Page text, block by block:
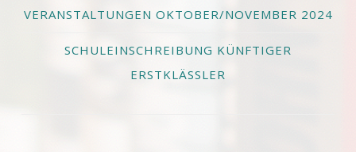
VERANSTALTUNGEN OKTOBER/NOVEMBER 2024
SCHULEINSCHREIBUNG KÜNFTIGER
ERSTKLÄSSLER